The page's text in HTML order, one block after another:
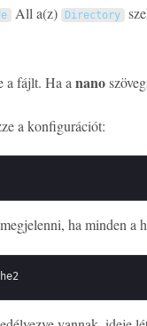
All a(z) Directory
a fájlt. Ha anano
a konfigurációt:
ha minden a